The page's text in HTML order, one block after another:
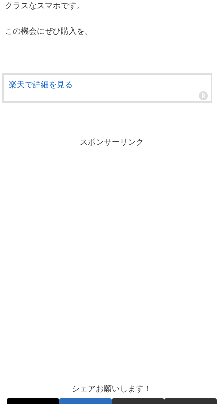
クラスなスマホです。
この機会にぜひ購入を。
楽天で詳細を見る
スポンサーリンク
シェアお願いします！